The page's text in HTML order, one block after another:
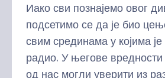
Иако сви познајемо овог
подсетимо се да је био
свим срединама у којима
радио. У његове
од нас могли уверити из